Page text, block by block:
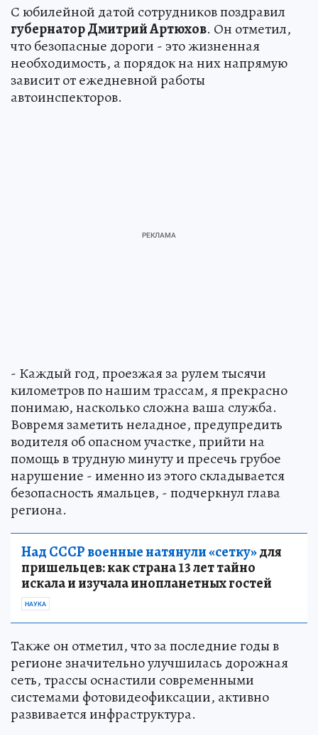
С юбилейной датой сотрудников поздравил
губернатор Дмитрий Артюхов. Он отметил,
что безопасные дороги - это жизненная
необходимость, а порядок на них напрямую
зависит от ежедневной работы
автоинспекторов.
- Каждый год, проезжая за рулем тысячи
километров по нашим трассам, я прекрасно
понимаю, насколько сложна ваша служба.
Вовремя заметить неладное, предупредить
водителя об опасном участке, прийти на
помощь в трудную минуту и пресечь грубое
нарушение - именно из этого складывается
безопасность ямальцев, - подчеркнул глава
региона.
Над СССР военные натянули «сетку»для
пришельцев: как страна 13 лет тайно
искала и изучала инопланетных гостей
НАУКА
Также он отметил, что за последние годы в
регионе значительно улучшилась дорожная
сеть, трассы оснастили современными
системами фотовидеофиксации, активно
развивается инфраструктура.